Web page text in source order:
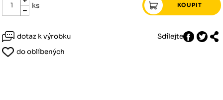
ks
dotaz k výrobku
Sdílejte
do oblíbených